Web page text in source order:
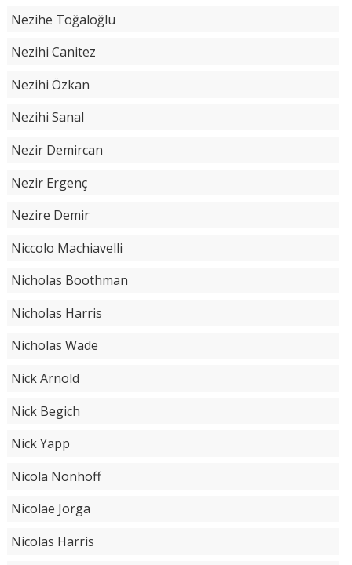
Nezihe Toğaloğlu
Nezihi Canitez
Nezihi Özkan
Nezihi Sanal
Nezir Demircan
Nezir Ergenç
Nezire Demir
Niccolo Machiavelli
Nicholas Boothman
Nicholas Harris
Nicholas Wade
Nick Arnold
Nick Begich
Nick Yapp
Nicola Nonhoff
Nicolae Jorga
Nicolas Harris